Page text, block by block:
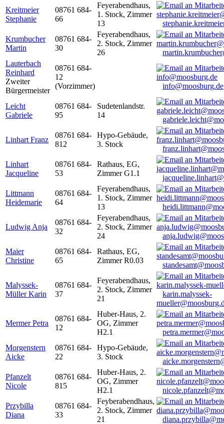
Kreitmeier
Stephanie
08761 684-
66
Feyerabendhaus,
1. Stock, Zimmer
13
Krumbucher
Martin
08761 684-
30
Feyerabendhaus,
2. Stock, Zimmer
26
Lauterbach
Reinhard
Zweiter
Bürgermeister
08761 684-
12
(Vorzimmer)
info@moosburg.de
Leicht
Gabriele
08761 684-
95
Sudetenlandstr.
14
Linhart Franz
08761 684-
812
Hypo-Gebäude,
3. Stock
Linhart
Jacqueline
08761 684-
53
Rathaus, EG,
Zimmer G1.1
Littmann
Heidemarie
08761 684-
64
Feyerabendhaus,
1. Stock, Zimmer
13
Ludwig Anja
08761 684-
32
Feyerabendhaus,
2. Stock, Zimmer
24
Maier
Christine
08761 684-
65
Rathaus, EG,
Zimmer R0.03
Malyssek-
Müller Karin
08761 684-
37
Feyerabendhaus,
2. Stock, Zimmer
21
karin.malyssek-
Mermer Petra
08761 684-
12
Huber-Haus, 2.
OG, Zimmer
H2.1
Morgenstern
Aicke
08761 684-
22
Hypo-Gebäude,
3. Stock
Pfanzelt
Nicole
08761 684-
815
Huber-Haus, 2.
OG, Zimmer
H2.1
Przybilla
Diana
08761 684-
33
Feyberabendhaus,
2. Stock, Zimmer
21